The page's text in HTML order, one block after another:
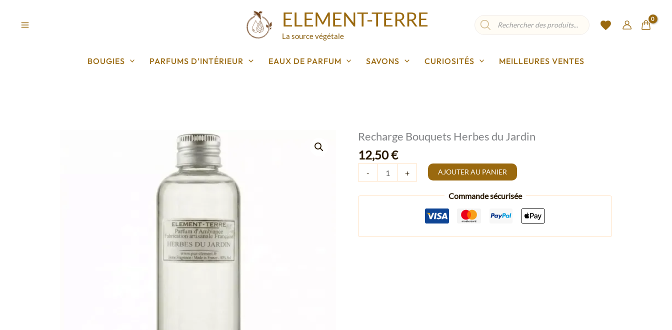
contenu
ELEMENT-TERRE
La source végétale
Recherche
de
BOUGIES PARFUMS D’INTÉRIEUR EAUX DE PARFUM SAVONS CURIOSITÉS MEILLEURES VENTES
Recharge Bouquets Herbes du Jardin
12,50€
-
quantité
de
Recharge
Bouquets
du
+ AJOUTER AU PANIER
Commande sécurisée